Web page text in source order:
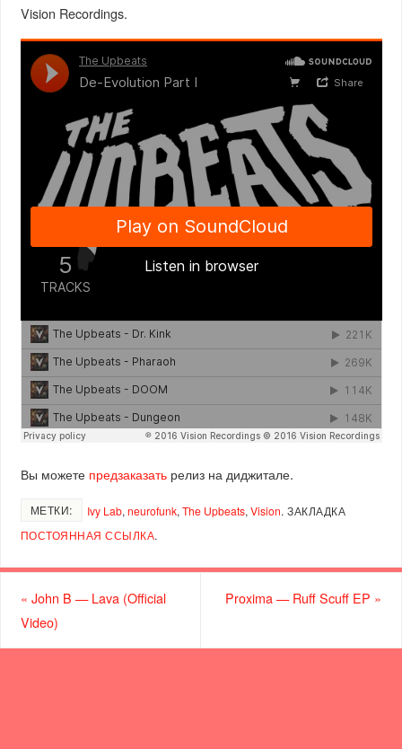
Vision Recordings.
Вы можете предзаказатьрелиз на диджитале.
МЕТКИ: Ivy Lab, neurofunk, The Upbeats, Vision. ЗАКЛАДКА
ПОСТОЯННАЯ ССЫЛКА.
« John B — Lava (Official
Video)
Proxima — Ruff Scuff EP »